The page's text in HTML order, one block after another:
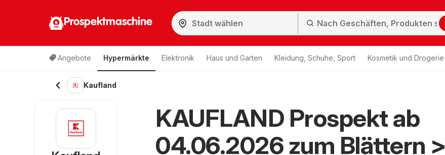
Prospektmaschine
Angebote Hypermärkte Elektronik Haus und Garten Kleidung, Schuhe, Sport Kosmetik und Drogerie
Kaufland
KAUFLAND Prospekt ab
04.06.2026 zum Blättern >